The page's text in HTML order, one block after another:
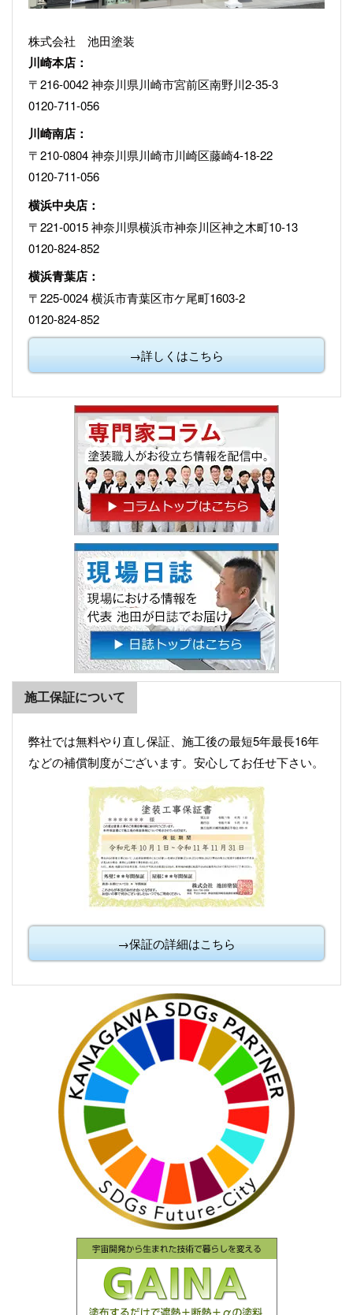
株式会社 池田塗装
川崎本店：
〒216-0042 神奈川県川崎市宮前区南野川2-35-3
0120-711-056
川崎南店：
〒210-0804 神奈川県川崎市川崎区藤崎4-18-22
0120-711-056
横浜中央店：
〒221-0015 神奈川県横浜市神奈川区神之木町10-13
0120-824-852
横浜青葉店：
〒225-0024 横浜市青葉区市ケ尾町1603-2
0120-824-852
→詳しくはこちら
施工保証について
弊社では無料やり直し保証、施工後の最短5年最長16年
などの補償制度がございます。安心してお任せ下さい。
→保証の詳細はこちら